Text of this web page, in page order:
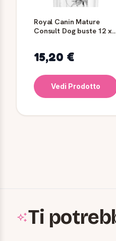
Royal Canin Mature
Consult Dog buste 12 x
15,20 €
Vedi Prodotto
Ti